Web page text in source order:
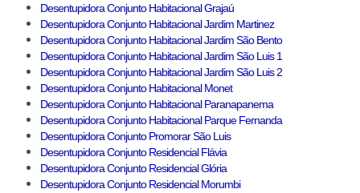
Desentupidora Conjunto Habitacional Grajaú
Desentupidora Conjunto Habitacional Jardim Martinez
Desentupidora Conjunto Habitacional Jardim São Bento
Desentupidora Conjunto Habitacional Jardim São Luis 1
Desentupidora Conjunto Habitacional Jardim São Luis 2
Desentupidora Conjunto Habitacional Monet
Desentupidora Conjunto Habitacional Paranapanema
Desentupidora Conjunto Habitacional Parque Fernanda
Desentupidora Conjunto Promorar São Luis
Desentupidora Conjunto Residencial Flávia
Desentupidora Conjunto Residencial Glória
Desentupidora Conjunto Residencial Morumbi